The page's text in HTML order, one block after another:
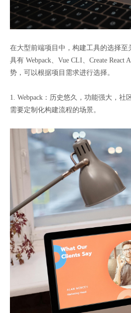
在大型前端项目中，构建工具的选择至
具有 Webpack、Vue CLI、Create React
势，可以根据项目需求进行选择。
1. Webpack：历史悠久，功能强大，社
需要定制化构建流程的场景。